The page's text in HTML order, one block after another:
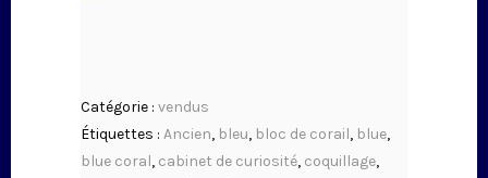
Catégorie : vendus
Étiquettes : Ancien, bleu, bloc de corail, blue,
blue coral, cabinet de curiosité, coquillage,